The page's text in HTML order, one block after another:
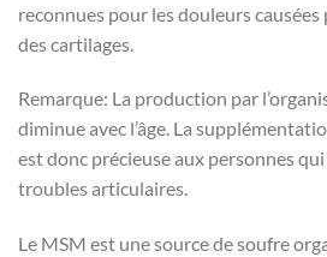
reconnues pour les douleurs causées
des cartilages.
Remarque: La production par
diminue avec l’âge. La
est donc précieuse aux personnes
troubles articulaires.
Le MSM est une source de soufre